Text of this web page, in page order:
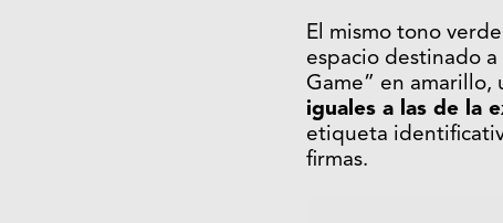
El mismo tono
espacio destinado
Game” en amarillo,
iguales a las de la
etiqueta
firmas.